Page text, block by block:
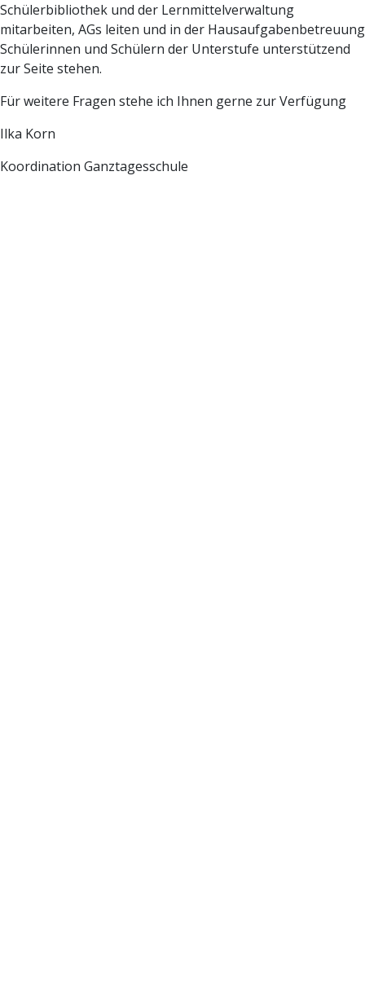
Schülerbibliothek und der Lernmittelverwaltung
mitarbeiten, AGs leiten und in der Hausaufgabenbetreuung
Schülerinnen und Schülern der Unterstufe unterstützend
zur Seite stehen.
Für weitere Fragen stehe ich Ihnen gerne zur Verfügung
Ilka Korn
Koordination Ganztagesschule